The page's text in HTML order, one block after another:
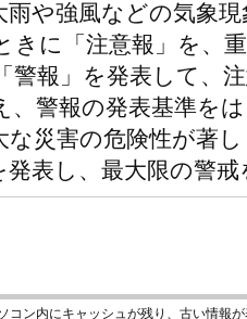
や強風などの気象
きに「注意報」を、
警報」を発表して、
、警報の発表基準を
な災害の危険性が著
発表し、最大限の警
ン内にキャッシュが残り、古い情報